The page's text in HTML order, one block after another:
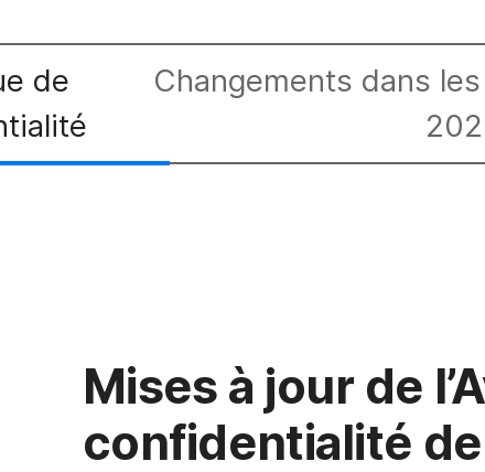
de
Changements dans
Mises à jour de
confidentialité